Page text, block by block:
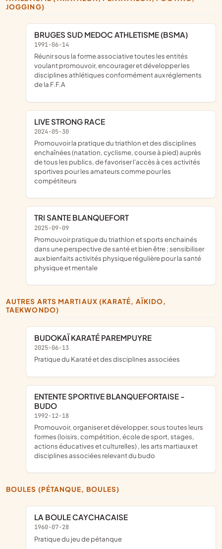
JOGGING)
BRUGES SUD MEDOC ATHLETISME (BSMA)
1991-06-14
réunir sous la forme associative toutes les entités
voulant promouvoir, encourager et développer les
disciplines athlétiques conformément aux réglements
de la F.F.A
LIVE STRONG RACE
2024-05-30
promouvoir la pratique du triathlon et des disciplines
enchaînées (natation, cyclisme, course à pied) auprès
de tous les publics, de favoriser l'accès à ces activités
sportives pour les amateurs comme pour les
compétiteurs
TRI SANTE BLANQUEFORT
2025-09-09
promouvoir pratique du triathlon et sports enchainés
dans une perspective de santé et bien être ; sensibiliser
aux bienfaits activités physique régulière pour la santé
physique et mentale
AUTRES ARTS MARTIAUX (KARATÉ, AÏKIDO,
TAEKWONDO)
BUDOKAÏ KARATÉ PAREMPUYRE
2025-06-13
pratique du Karaté et des disciplines associées
ENTENTE SPORTIVE BLANQUEFORTAISE -
BUDO
1992-12-18
promouvoir, organiser et développer, sous toutes leurs
formes (loisirs, compétition, école de sport, stages,
actions éducatives et culturelles) , les arts martiaux et
disciplines associées relevant du budo
BOULES (PÉTANQUE, BOULES)
LA BOULE CAYCHACAISE
1960-07-28
pratique du jeu de pétanque